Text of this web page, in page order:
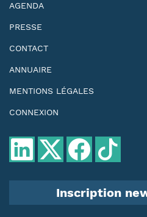
AGENDA
PRESSE
CONTACT
ANNUAIRE
MENTIONS LÉGALES
CONNEXION
Inscription